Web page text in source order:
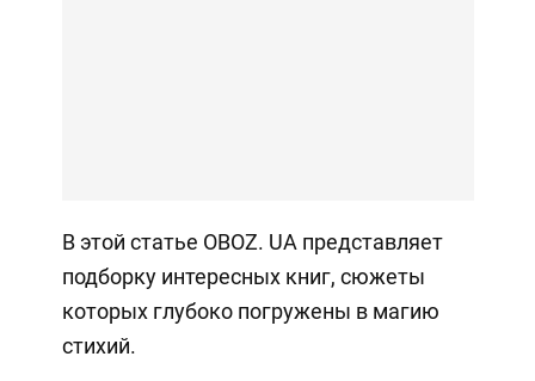
В этой статье OBOZ. UA представляет
подборку интересных книг, сюжеты
которых глубоко погружены в магию
стихий.